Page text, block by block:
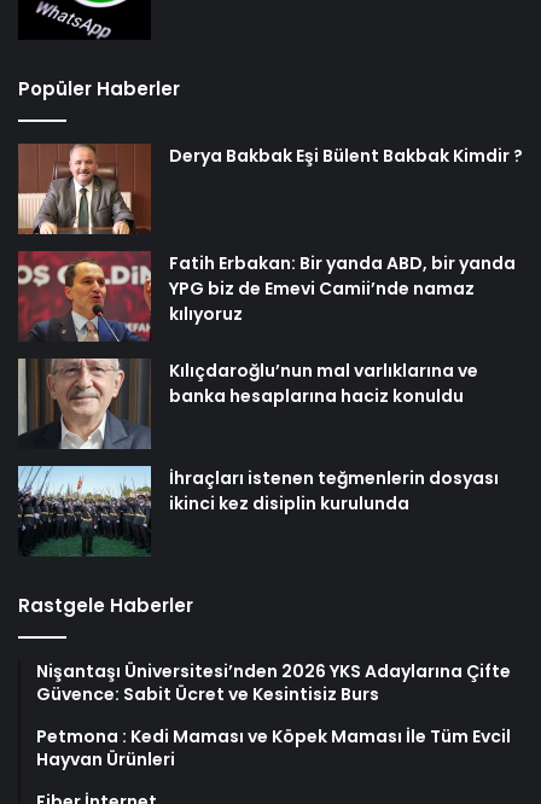
Popüler Haberler
Derya Bakbak Eşi Bülent Bakbak Kimdir ?
Fatih Erbakan: Bir yanda ABD, bir yanda
YPG biz de Emevi Camii’nde namaz
kılıyoruz
Kılıçdaroğlu’nun mal varlıklarına ve
banka hesaplarına haciz konuldu
İhraçları istenen teğmenlerin dosyası
ikinci kez disiplin kurulunda
Rastgele Haberler
Nişantaşı Üniversitesi’nden 2026 YKS Adaylarına Çifte
Güvence: Sabit Ücret ve Kesintisiz Burs
Petmona : Kedi Maması ve Köpek Maması İle Tüm Evcil
Hayvan Ürünleri